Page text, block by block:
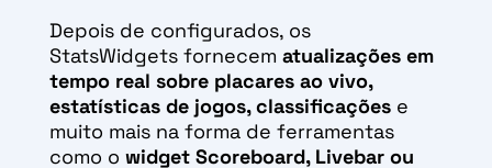
Depois de configurados, os
StatsWidgets fornecem atualizações em
tempo real sobre placares ao vivo,
estatísticas de jogos, classificaçõese
muito mais na forma de ferramentas
como o widget Scoreboard, Livebar ou